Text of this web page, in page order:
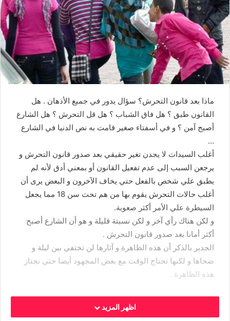
ماذا بعد قانون التحرش؟ سؤال يدور في جميع الأذهان . هل
القانون طبق ؟ هل فاق الشباب ؟ هل قل التحرش ؟ هل الشارع
أصبح آمن ؟ و في أسفتاء صغير قامت به نص الدنيا في الشارع
…
أغلب السيدات لا يجدن تغير حقيقي بعد صدور قانون التحرش و
يرجعن السبب إلى عدم تفعيل القانون أو بمعني أدق لأنه لم
يطبق علي شخص بالفعل حتي يخاف الآخرون و البعض يرى أن
أغلب حالات التحرش يقوم بها من هم تحت سن 18 مما يجعل
السيطرة علي الأمر أكثر صعوبة.
و لكن هناك رأي آخر و لكن نسبتة قليلة و هو أن الشارع أصبح
أكثر أمانا بعد صدور قانون التحرش .
الجدير بالذكر أن هذه الظاهرة و آثارها لن تختفي بين ليلة و
ضحاها و لكنها تحتاج الوقت مع بعض المجهود أيضا حتي نجتاز
هذه الظاهرة .
اظهر المزيد